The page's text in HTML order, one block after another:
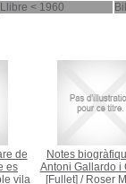
Llibre < 1960
de
es
vila
Notes
Antoni Gallardo i
[Fullet] / Roser